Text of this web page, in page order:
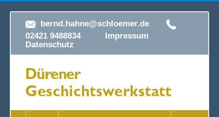
bernd.hahne@schloemer.de
02421 9488834 Impressum
Datenschutz